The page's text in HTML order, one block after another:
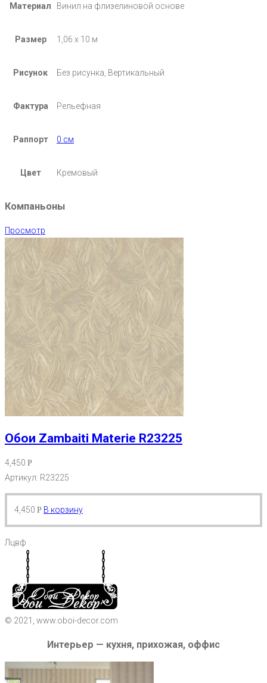
Материал Винил на флизелиновой основе
Размер 1,06 х 10 м
Рисунок Без рисунка, Вертикальный
Фактура Рельефная
Раппорт 0 см
Цвет Кремовый
Компаньоны
Просмотр
Обои Zambaiti Materie R23225
4,450 Р
Артикул: R23225
4,450 Р В корзину
Лцвф
© 2021, www.oboi-decor.com
Интерьер — кухня, прихожая, оффис